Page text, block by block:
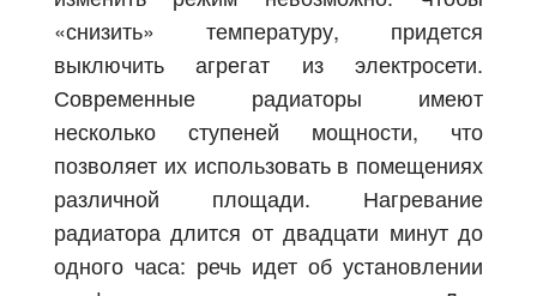
«снизить» температуру, придется
выключить агрегат из электросети.
Современные радиаторы имеют
несколько ступеней мощности, что
позволяет их использовать в помещениях
различной площади. Нагревание
радиатора длится от двадцати минут до
одного часа: речь идет об установлении